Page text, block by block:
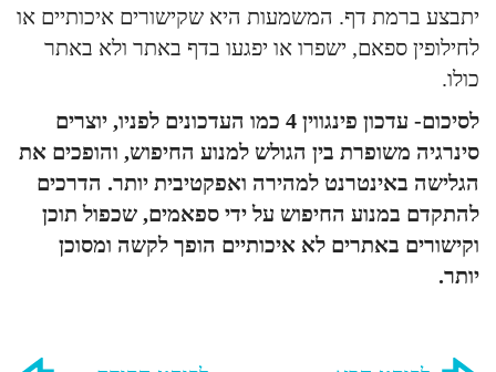
יתבצע ברמת דף. המשמעות היא שקישורים איכותיים או
לחילופין ספאם, ישפרו או יפגעו בדף באתר ולא באתר
כולו.
לסיכום- עדכון פינגווין 4 כמו העדכונים לפניו, יוצרים
סינרגיה משופרת בין הגולש למנוע החיפוש, והופכים את
הגלישה באינטרנט למהירה ואפקטיבית יותר. הדרכים
להתקדם במנוע החיפוש על ידי ספאמים, שכפול תוכן
וקישורים באתרים לא איכותיים הופך לקשה ומסוכן
יותר.